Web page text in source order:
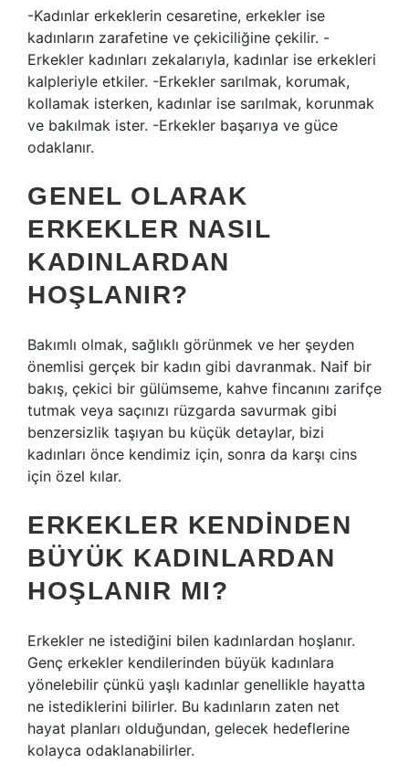
-Kadınlar erkeklerin cesaretine, erkekler ise
kadınların zarafetine ve çekiciliğine çekilir. -
Erkekler kadınları zekalarıyla, kadınlar ise erkekleri
kalpleriyle etkiler. -Erkekler sarılmak, korumak,
kollamak isterken, kadınlar ise sarılmak, korunmak
ve bakılmak ister. -Erkekler başarıya ve güce
odaklanır.
GENEL OLARAK
ERKEKLER NASIL
KADINLARDAN
HOŞLANIR?
Bakımlı olmak, sağlıklı görünmek ve her şeyden
önemlisi gerçek bir kadın gibi davranmak. Naif bir
bakış, çekici bir gülümseme, kahve fincanını zarifçe
tutmak veya saçınızı rüzgarda savurmak gibi
benzersizlik taşıyan bu küçük detaylar, bizi
kadınları önce kendimiz için, sonra da karşı cins
için özel kılar.
ERKEKLER KENDINDEN
BÜYÜK KADINLARDAN
HOŞLANIR MI?
Erkekler ne istediğini bilen kadınlardan hoşlanır.
Genç erkekler kendilerinden büyük kadınlara
yönelebilir çünkü yaşlı kadınlar genellikle hayatta
ne istediklerini bilirler. Bu kadınların zaten net
hayat planları olduğundan, gelecek hedeflerine
kolayca odaklanabilirler.